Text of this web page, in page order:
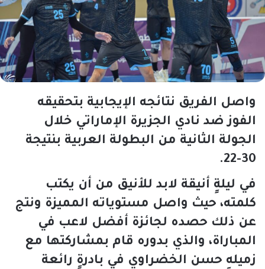
واصل الفريق نتائجه الإيجابية بتحقيقه
الفوز ضد نادي الجزيرة الإماراتي خلال
الجولة الثانية من البطولة العربية بنتيجة
30-22.
في ليلةٍ أنيقة لابد للأنيق من أن يكتب
كلمته، حيث واصل مستوياته المميزة ونتج
عن ذلك حصده لجائزة أفضل لاعب في
المباراة، والذي بدوره قام بمشاركتها مع
زميله حسن الخضراوي في بادرةٍ رائعة